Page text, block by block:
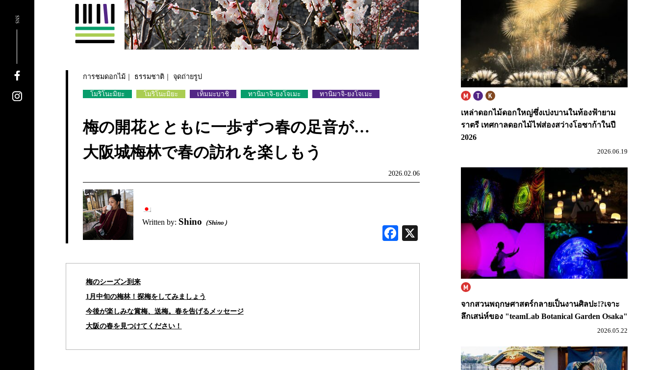
SNS
การชมดอกไม้ ธรรมชาติ จุดถ่ายรูป
โมริโนะมิยะ โมริโนะมิยะ เท็มมะบาชิ ทานิมาจิ-ยงโจเมะ ทานิมาจิ-ยงโจเมะ
梅の開花とともに一歩ずつ春の足音が…
大阪城梅林で春の訪れを楽しもう
2026.02.06
Written by: Shino （Shino）
Facebook
梅のシーズン到来
1月中旬の梅林！探梅をしてみましょう
今後が楽しみな賞梅、送梅。春を告げるメッセージ
大阪の春を見つけてください！
เหล่าดอกไม้ดอกใหญ่ซึ่งเบ่งบานในท้องฟ้ายาม
ราตรี เทศกาลดอกไม้ไฟส่องสว่างโอซาก้าในปี
2026
2026.06.19
จากสวนพฤกษศาสตร์กลายเป็นงานศิลปะ!?เจาะ
ลึกเสน่ห์ของ "teamLab Botanical Garden Osaka"
2026.05.22